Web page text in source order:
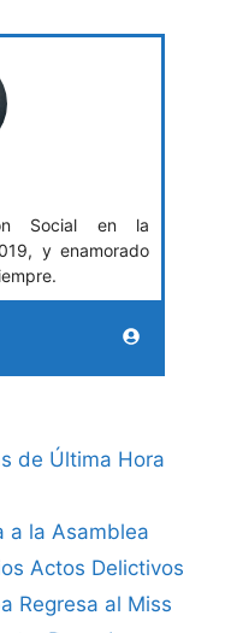
Social en la
y enamorado
de Última Hora
a la Asamblea
Actos Delictivos
Regresa al Miss